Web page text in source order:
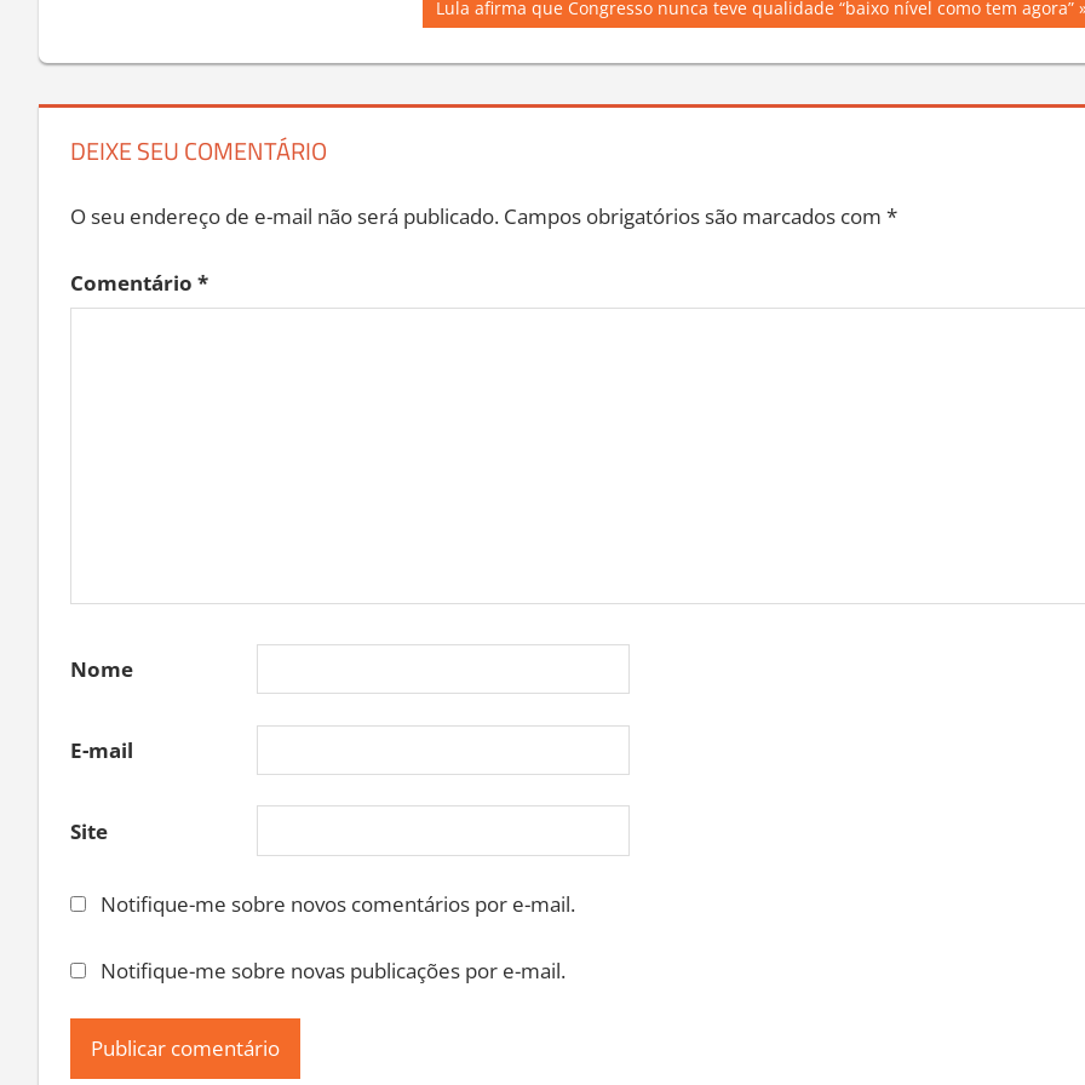
Post
Next
Lula afirma que Congresso nunca teve qualidade “baixo nível como tem agora”
DEIXE SEU COMENTÁRIO
O seu endereço de e-mail não será publicado. Campos obrigatórios são marcados com
Comentário
Nome
E-mail
Site
Notifique-me sobre novos comentários por e-mail.
Notifique-me sobre novas publicações por e-mail.